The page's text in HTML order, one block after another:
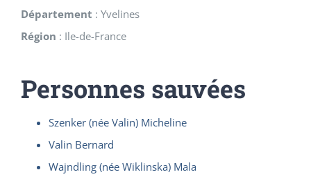
Département : Yvelines
Région : Ile-de-France
Personnes sauvées
Szenker (née Valin) Micheline
Valin Bernard
Wajndling (née Wiklinska) Mala